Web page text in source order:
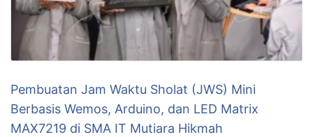
Pembuatan Jam Waktu Sholat (JWS) Mini
Berbasis Wemos, Arduino, dan LED Matrix
MAX7219 di SMA IT Mutiara Hikmah